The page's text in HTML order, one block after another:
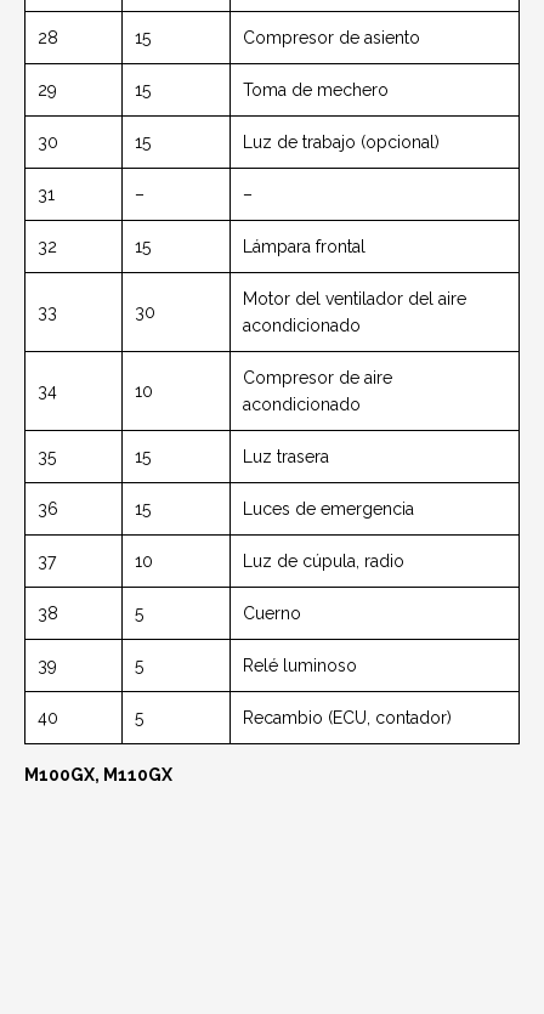
28 15 Compresor de asiento
29 15 Toma de mechero
30 15 Luz de trabajo (opcional)
31 – –
32 15 Lámpara frontal
33 30
Motor del ventilador del aire
acondicionado
34 10
Compresor de aire
acondicionado
35 15 Luz trasera
36 15 Luces de emergencia
37 10 Luz de cúpula, radio
38 5 Cuerno
39 5 Relé luminoso
40 5 Recambio (ECU, contador)
M100GX, M110GX